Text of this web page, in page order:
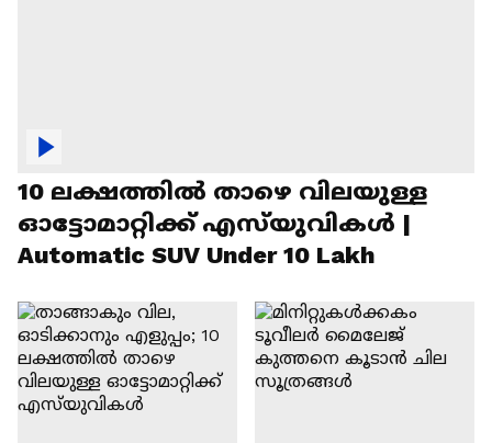
10 ലക്ഷത്തിൽ താഴെ വിലയുള്ള
ഓട്ടോമാറ്റിക്ക് എസ്‍യുവികൾ |
Automatic SUV Under 10 Lakh